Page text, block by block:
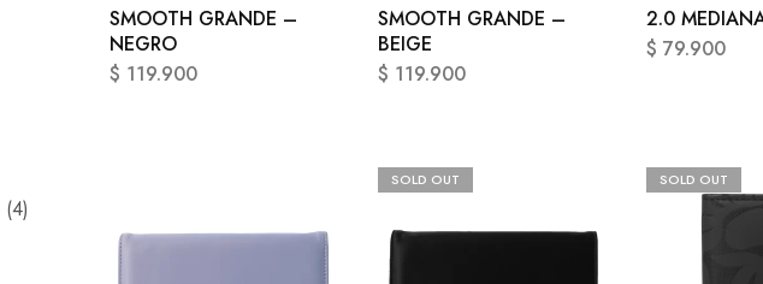
SMOOTH GRANDE –
NEGRO
$ 119.900
SMOOTH GRANDE –
BEIGE
$ 119.900
2.0
$ 79.900
SOLD OUT SOLD OUT
(4)